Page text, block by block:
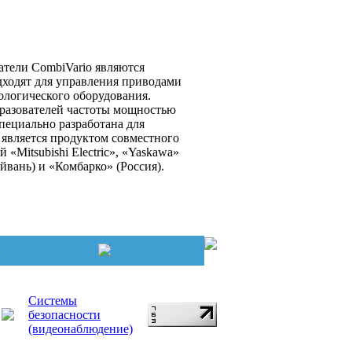
CombiVario являются
для управления приводами
оборудования.
частоты мощностью
разработана для
продуктом совместного
«Mitsubishi Electric», «Yaskawa»
и «Комбарко» (Россия).
Системы
безопасности
(видеонаблюдение)